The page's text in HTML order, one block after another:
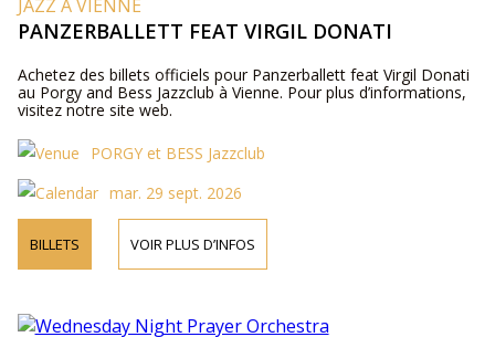
JAZZ À VIENNE
PANZERBALLETT FEAT VIRGIL DONATI
Achetez des billets officiels pour Panzerballett feat Virgil Donati
au Porgy and Bess Jazzclub à Vienne. Pour plus d’informations,
visitez notre site web.
PORGY et BESS Jazzclub
mar. 29 sept. 2026
BILLETS VOIR PLUS D’INFOS